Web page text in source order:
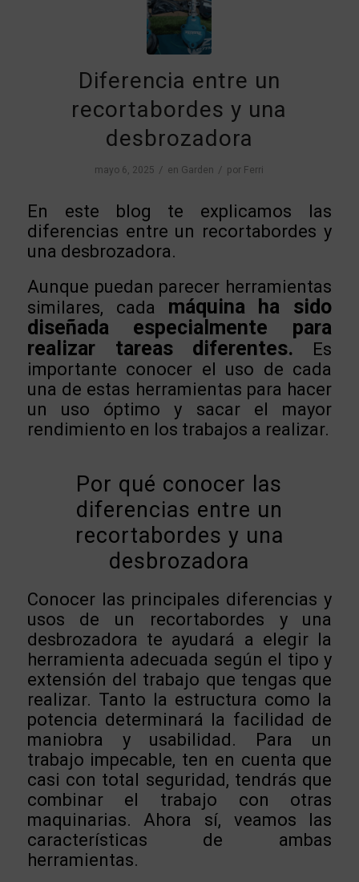
Diferencia entre un
recortabordes y una
desbrozadora
mayo 6, 2025 / en Garden / por Ferri
En este blog te explicamos las
diferencias entre un recortabordes y
una desbrozadora.
Aunque puedan parecer herramientas
similares, cada máquina ha sido
diseñada especialmente para
realizar tareas diferentes. Es
importante conocer el uso de cada
una de estas herramientas para hacer
un uso óptimo y sacar el mayor
rendimiento en los trabajos a realizar.
Por qué conocer las
diferencias entre un
recortabordes y una
desbrozadora
Conocer las principales diferencias y
usos de un recortabordes y una
desbrozadora te ayudará a elegir la
herramienta adecuada según el tipo y
extensión del trabajo que tengas que
realizar. Tanto la estructura como la
potencia determinará la facilidad de
maniobra y usabilidad. Para un
trabajo impecable, ten en cuenta que
casi con total seguridad, tendrás que
combinar el trabajo con otras
maquinarias. Ahora sí, veamos las
características de ambas
herramientas.